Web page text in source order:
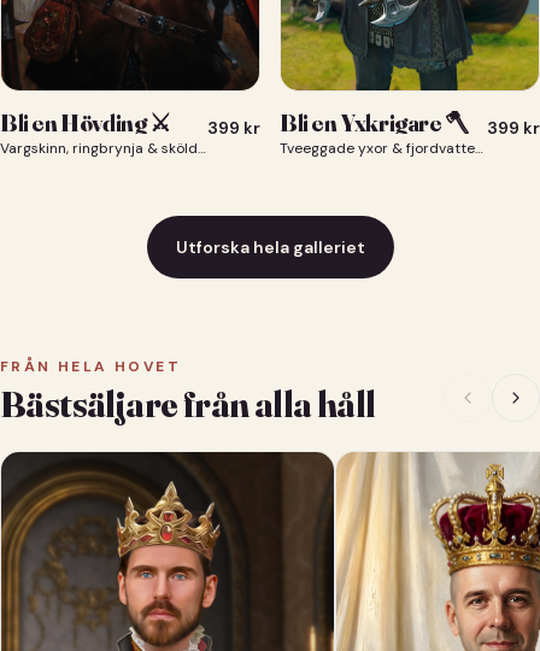
Bli en Hövding ⚔️
Vargskinn, ringbrynja & sköld — du som nordisk krigsherre ⚔️
399 kr Bli en Yxkrigare 🪓
Tveeggade yxor & fjordvatten bakom dig 🪓
399 kr
Utforska hela galleriet
FRÅN HELA HOVET
Bästsäljare från alla håll